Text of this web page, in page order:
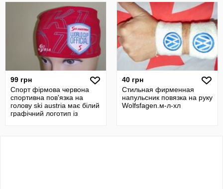
99 грн
Спорт фірмова червона
спортивна пов'язка на
голову ski austria має білий
графічний логотип із
40 грн
Стильная фирменная
напульсник повязка на руку
Wolfsfagen.м-л-хл